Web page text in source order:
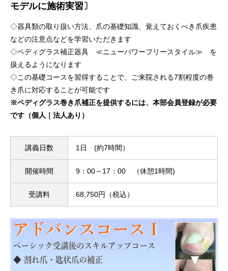
モデルに施術実習〕
◇器具類の取り扱い方法、爪の基礎知識、覚えておくべき爪疾患
などの注意点などを学習いただきます
◇ペディグラス補正器具 ≪ニューパワーフリースタイル≫ を
扱えるようになります
◇この基礎コースを習得することで、ご来院される7割程度の巻
き爪に対応することが可能です
※ペディグラス巻き爪補正を提供するには、本部会員登録が必要
です（個人｜法人あり）
講義日数 1日 (約7時間）
開催時間 9：00～17：00 （休憩1時間)
受講料 68,750円（税込）